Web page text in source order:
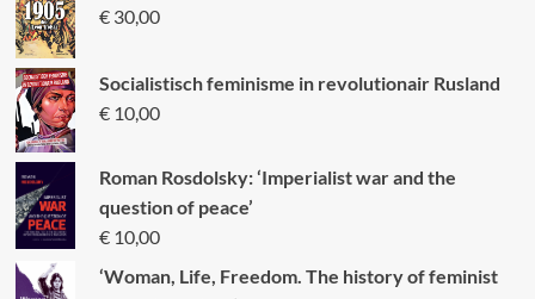
€30,00
Socialistisch feminisme in revolutionair Rusland
€10,00
Roman Rosdolsky: ‘Imperialist war and the
question of peace’
€10,00
‘Woman, Life, Freedom. The history of feminist